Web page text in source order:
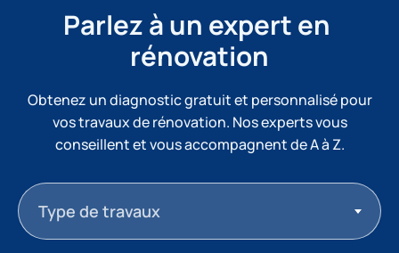
Parlez à un expert en
rénovation
Obtenez un diagnostic gratuit et personnalisé pour
vos travaux de rénovation. Nos experts vous
conseillent et vous accompagnent de A à Z.
Type de travaux